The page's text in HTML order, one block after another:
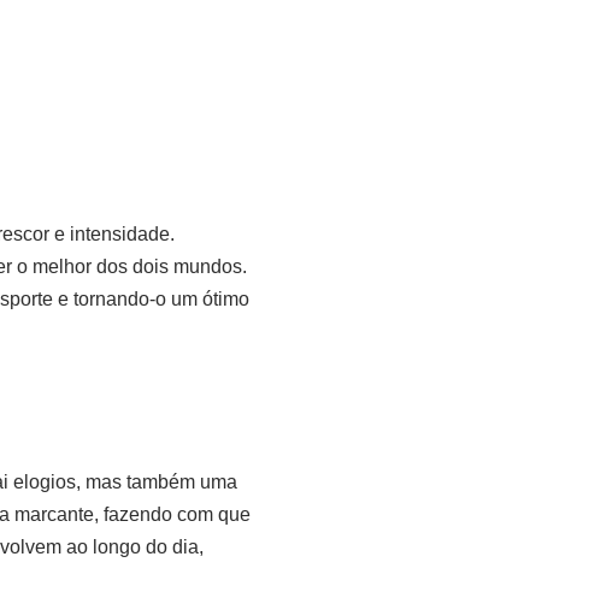
e intensidade.
o melhor dos dois mundos.
e tornando-o um ótimo
elogios, mas também uma
marcante, fazendo com que
ao longo do dia,